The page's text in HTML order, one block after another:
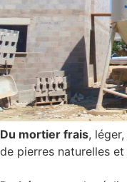
Du mortier frais,
de pierres naturelles